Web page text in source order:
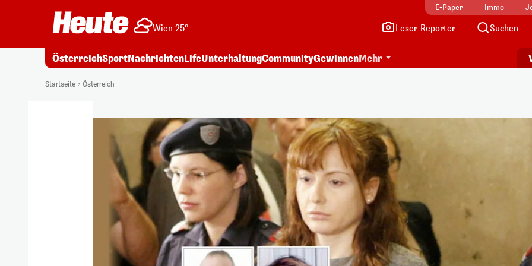
E-Paper Immo
Wien 25° Leser-Reporter Suchen
ÖsterreichSportNachrichtenLifeUnterhaltungCommunityGewinnenMehr
Startseite Österreich